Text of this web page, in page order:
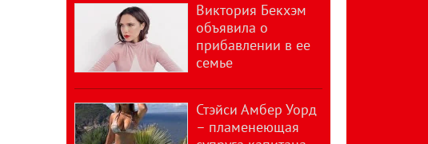
Виктория Бекхэм
объявила о
прибавлении в ее
семье
Стэйси Амбер Уорд
– пламенеющая